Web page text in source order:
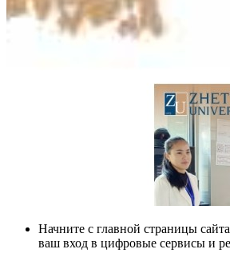
Начните с главной страницы
ваш вход в цифровые сервисы и